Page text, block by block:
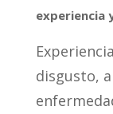
experiencia
disgusto,